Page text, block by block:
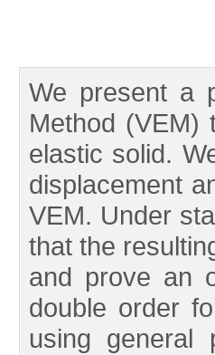
We present a
Method (VEM)
elastic solid.
displacement
VEM. Under
that the
and prove an
double order
using general